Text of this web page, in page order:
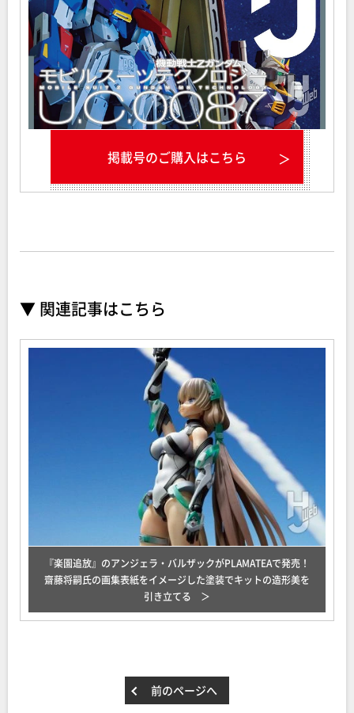
掲載号のご購入はこちら
▼ 関連記事はこちら
『楽園追放』のアンジェラ・バルザックがPLAMATEAで発売！
齋藤将嗣氏の画集表紙をイメージした塗装でキットの造形美を
引き立てる
前のページへ